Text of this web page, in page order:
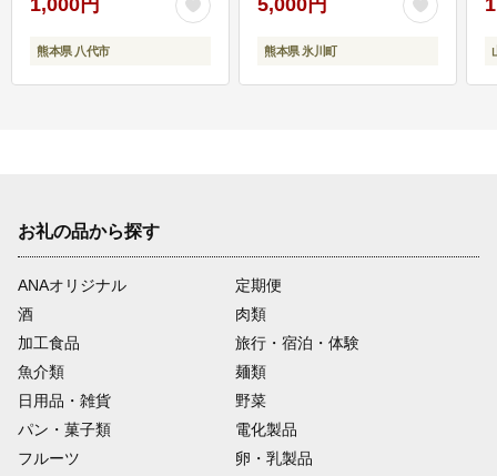
1,000円
熊本県 八代市
5,000円
熊本県 氷川町
お礼の品から探す
ANAオリジナル
定期便
酒
肉類
加工食品
旅行・宿泊・体験
魚介類
麺類
日用品・雑貨
野菜
パン・菓子類
電化製品
フルーツ
卵・乳製品